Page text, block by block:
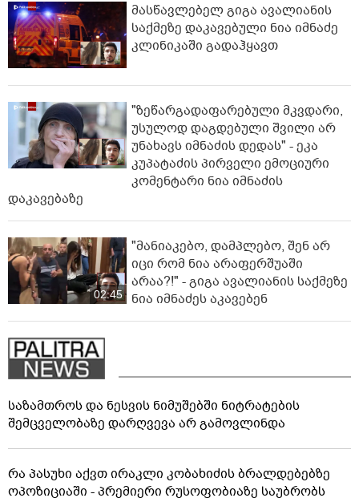
მასწავლებელ გიგა ავალიანის
საქმეზე დაკავებული ნია იმნაძე
კლინიკაში გადაჰყავთ
"ზეწარგადაფარებული მკვდარი,
უსულოდ დაგდებული შვილი არ
უნახავს იმნაძის დედას" - ეკა
კუპატაძის პირველი ემოციური
კომენტარი ნია იმნაძის
დაკავებაზე
02:45
"მანიაკებო, დამპლებო, შენ არ
იცი რომ ნია არაფერშუაში
არაა?!" - გიგა ავალიანის საქმეზე
ნია იმნაძეს აკავებენ
საზამთროს და ნესვის ნიმუშებში ნიტრატების
შემცველობაზე დარღვევა არ გამოვლინდა
რა პასუხი აქვთ ირაკლი კობახიძის ბრალდებებზე
ოპოზიციაში - პრემიერი რუსოფობიაზე საუბრობს